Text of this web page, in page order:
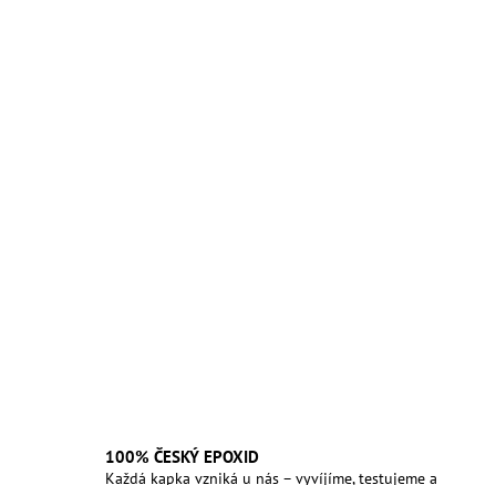
100% ČESKÝ EPOXID
Každá kapka vzniká u nás – vyvíjíme, testujeme a